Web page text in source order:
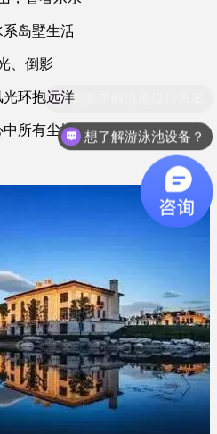
系岛墅生活
、倒影
光环抱远洋
中所有尘埃 想了解游泳池设备？